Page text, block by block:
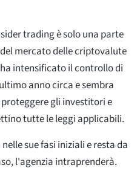
trading è solo una parte
mercato delle criptovalute
intensificato il controllo di
anno circa e sembra
gli investitori e
tutte le leggi applicabili.
sue fasi iniziali e resta da
l'agenzia intraprenderà.